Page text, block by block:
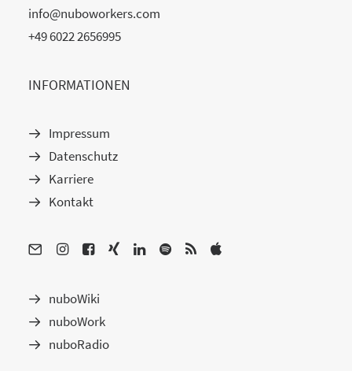
info@nuboworkers.com
+49 6022 2656995
INFORMATIONEN
Impressum
Datenschutz
Karriere
Kontakt
nuboWiki
nuboWork
nuboRadio